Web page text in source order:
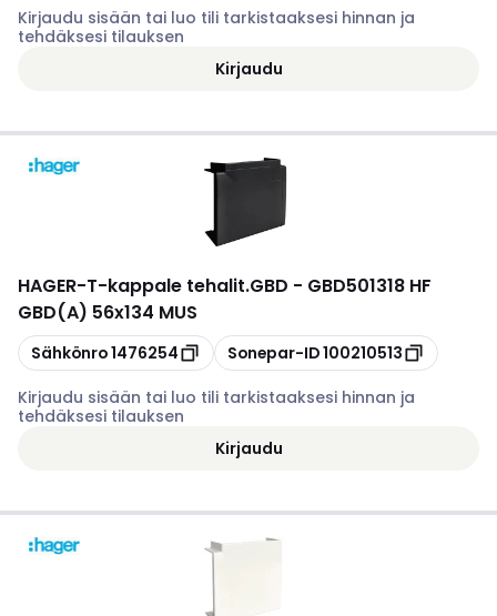
Kirjaudu sisään tai luo tili tarkistaaksesi hinnan ja
tehdäksesi tilauksen
Kirjaudu
HAGER-T-kappale tehalit.GBD - GBD501318 HF
GBD(A) 56x134 MUS
Kopioi
Sähkönro1476254 Kopioi
Sonepar-ID100210513
Kirjaudu sisään tai luo tili tarkistaaksesi hinnan ja
tehdäksesi tilauksen
Kirjaudu